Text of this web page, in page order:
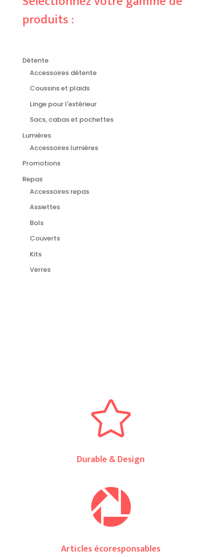
produits :
Détente
Accessoires détente
Coussins et plaids
Linge pour l'extérieur
Sacs, cabas et pochettes
Lumières
Accessoires lumières
Promotions
Repas
Accessoires repas
Assiettes
Bols
Couverts
Kits
Verres

Durable & Design

Articles écoresponsables